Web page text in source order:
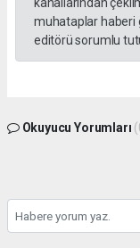
muhataplar haberi
editörü sorumlu
Okuyucu Yorumları